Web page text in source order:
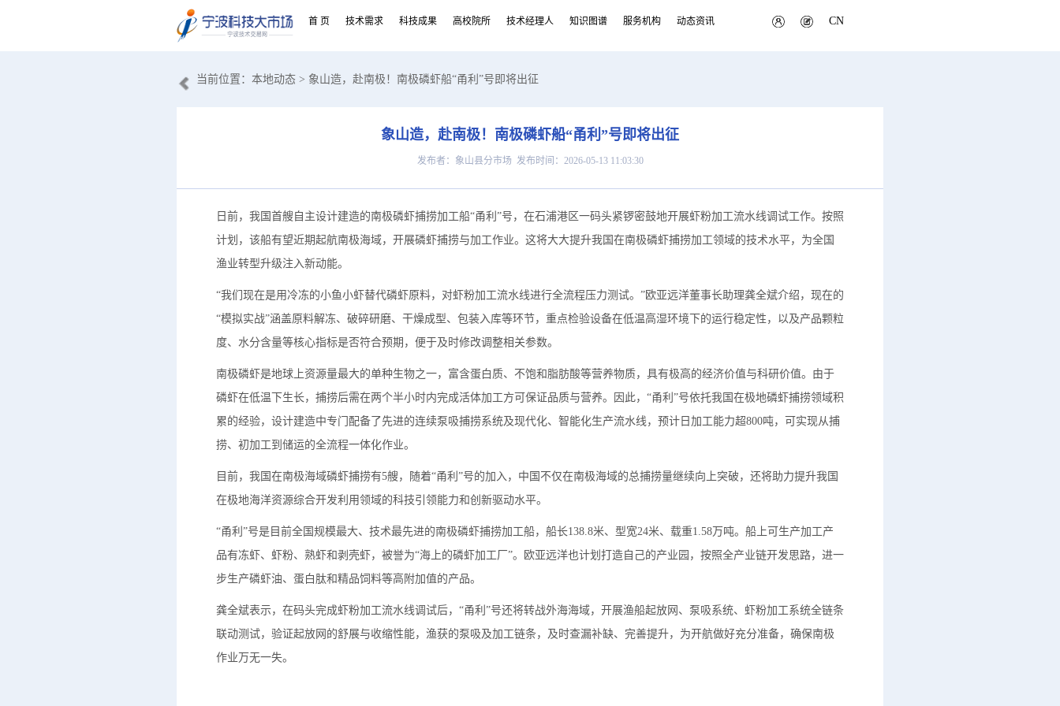
首 页 技术需求 科技成果 高校院所 技术经理人 知识图谱 服务机构 动态资讯 CN
当前位置： 本地动态 > 象山造，赴南极！南极磷虾船“甬利”号即将出征
象山造，赴南极！南极磷虾船“甬利”号即将出征
发布者：象山县分市场 发布时间：2026-05-13 11:03:30
日前，我国首艘自主设计建造的南极磷虾捕捞加工船“甬利”号，在石浦港区一码头紧锣密鼓地开展虾粉加工流水线调试工作。按照
计划，该船有望近期起航南极海域，开展磷虾捕捞与加工作业。这将大大提升我国在南极磷虾捕捞加工领域的技术水平，为全国
渔业转型升级注入新动能。
“我们现在是用冷冻的小鱼小虾替代磷虾原料，对虾粉加工流水线进行全流程压力测试。”欧亚远洋董事长助理龚全斌介绍，现在的
“模拟实战”涵盖原料解冻、破碎研磨、干燥成型、包装入库等环节，重点检验设备在低温高湿环境下的运行稳定性，以及产品颗粒
度、水分含量等核心指标是否符合预期，便于及时修改调整相关参数。
南极磷虾是地球上资源量最大的单种生物之一，富含蛋白质、不饱和脂肪酸等营养物质，具有极高的经济价值与科研价值。由于
磷虾在低温下生长，捕捞后需在两个半小时内完成活体加工方可保证品质与营养。因此，“甬利”号依托我国在极地磷虾捕捞领域积
累的经验，设计建造中专门配备了先进的连续泵吸捕捞系统及现代化、智能化生产流水线，预计日加工能力超800吨，可实现从捕
捞、初加工到储运的全流程一体化作业。
目前，我国在南极海域磷虾捕捞有5艘，随着“甬利”号的加入，中国不仅在南极海域的总捕捞量继续向上突破，还将助力提升我国
在极地海洋资源综合开发利用领域的科技引领能力和创新驱动水平。
“甬利”号是目前全国规模最大、技术最先进的南极磷虾捕捞加工船，船长138.8米、型宽24米、载重1.58万吨。船上可生产加工产
品有冻虾、虾粉、熟虾和剥壳虾，被誉为“海上的磷虾加工厂”。欧亚远洋也计划打造自己的产业园，按照全产业链开发思路，进一
步生产磷虾油、蛋白肽和精品饲料等高附加值的产品。
龚全斌表示，在码头完成虾粉加工流水线调试后，“甬利”号还将转战外海海域，开展渔船起放网、泵吸系统、虾粉加工系统全链条
联动测试，验证起放网的舒展与收缩性能，渔获的泵吸及加工链条，及时查漏补缺、完善提升，为开航做好充分准备，确保南极
作业万无一失。